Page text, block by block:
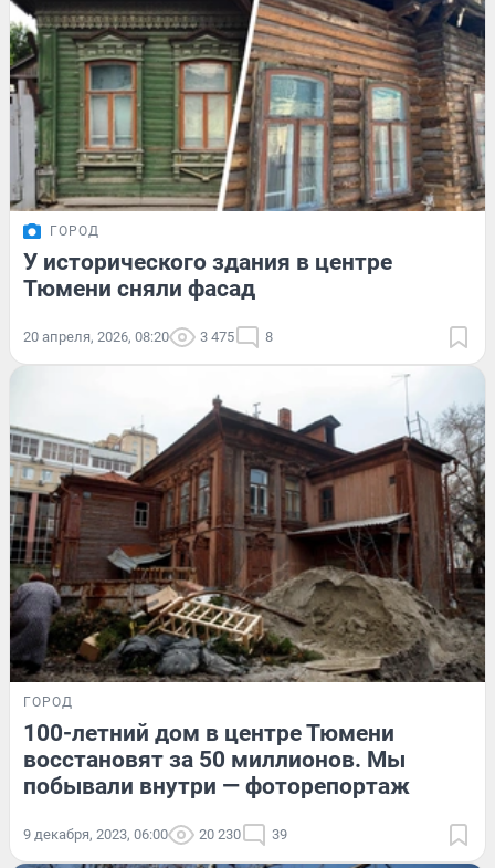
ГОРОД
У исторического здания в центре
Тюмени сняли фасад
20 апреля, 2026, 08:20 3 475 8
ГОРОД
100-летний дом в центре Тюмени
восстановят за 50 миллионов. Мы
побывали внутри — фоторепортаж
9 декабря, 2023, 06:00 20 230 39